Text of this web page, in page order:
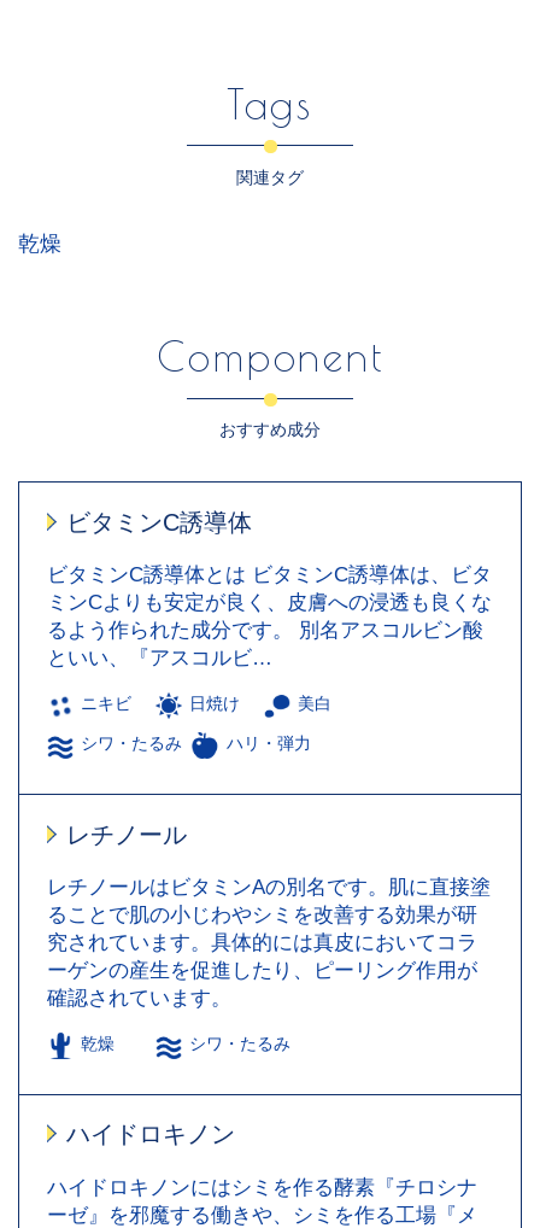
Tags
関連タグ
乾燥
Component
おすすめ成分
ビタミンC誘導体
ビタミンC誘導体とは ビタミンC誘導体は、ビタ
ミンCよりも安定が良く、皮膚への浸透も良くな
るよう作られた成分です。 別名アスコルビン酸
といい、『アスコルビ…
ニキビ 日焼け 美白
シワ・たるみ ハリ・弾力
レチノール
レチノールはビタミンAの別名です。肌に直接塗
ることで肌の小じわやシミを改善する効果が研
究されています。具体的には真皮においてコラ
ーゲンの産生を促進したり、ピーリング作用が
確認されています。
乾燥 シワ・たるみ
ハイドロキノン
ハイドロキノンにはシミを作る酵素『チロシナ
ーゼ』を邪魔する働きや、シミを作る工場『メ